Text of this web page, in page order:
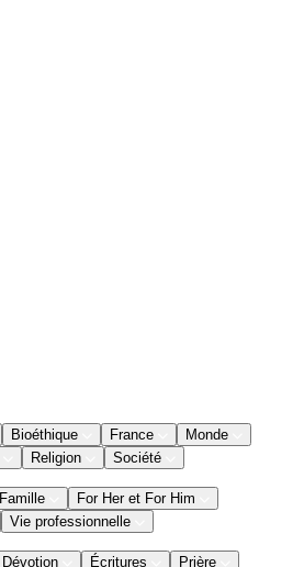
Bioéthique France
Monde
Religion Société
Famille
For Her et For Him
Vie professionnelle
Dévotion Écritures
Prière